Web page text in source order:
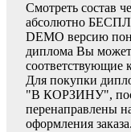
Смотреть состав
абсолютно
DEMO версию
диплома Вы
соответствующие
Для покупки
"В КОРЗИНУ",
перенаправлены
оформления заказа.